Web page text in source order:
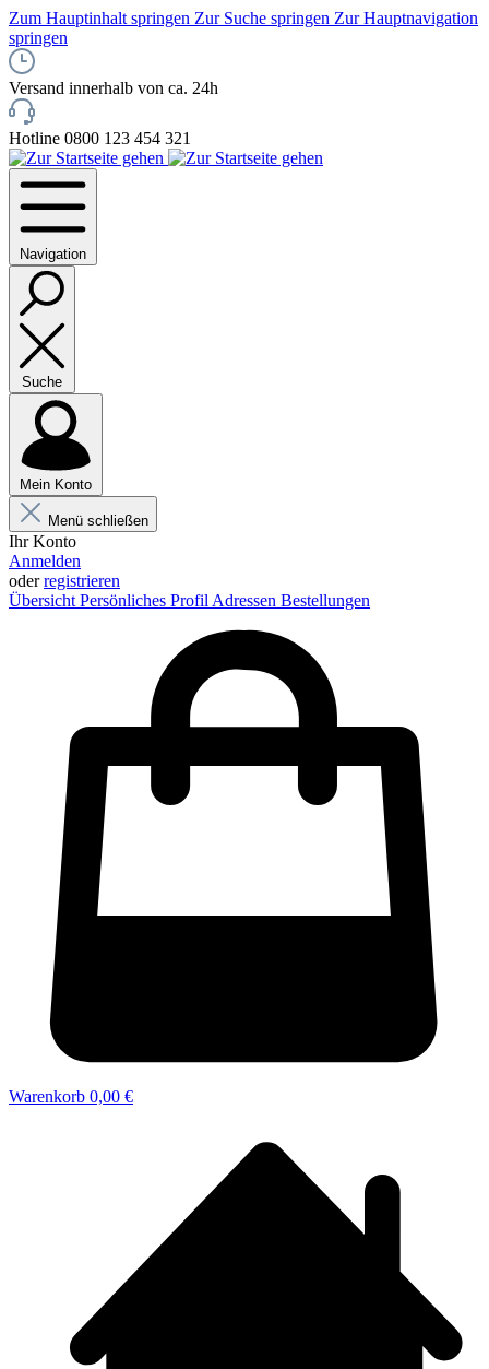
Zum Hauptinhalt springen Zur Suche springen Zur Hauptnavigation
springen
Versand innerhalb von ca. 24h
Hotline 0800 123 454 321
Navigation
Suche
Mein Konto
Menü schließen
Ihr Konto
Anmelden
oderregistrieren
Übersicht Persönliches Profil Adressen Bestellungen
Warenkorb 0,00 €